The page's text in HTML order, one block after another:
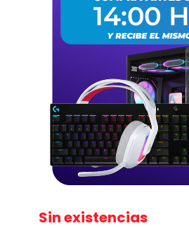
Sin existencias